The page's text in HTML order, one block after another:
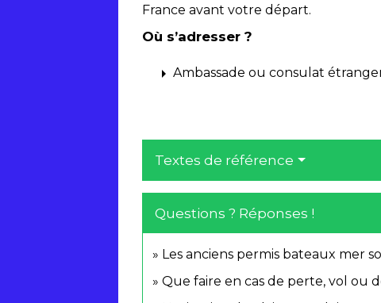
France avant votre départ.
Où s’adresser ?
arrow_rightAmbassade ou consulat
Textes de référence
Questions ? Réponses !
Les anciens permis bateaux mer
Que faire en cas de perte, vol ou